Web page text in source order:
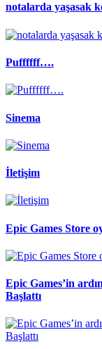
notalarda yaşasak
Puffffff….
Sinema
İletişim
Epic Games Store
Epic Games’in
Başlattı